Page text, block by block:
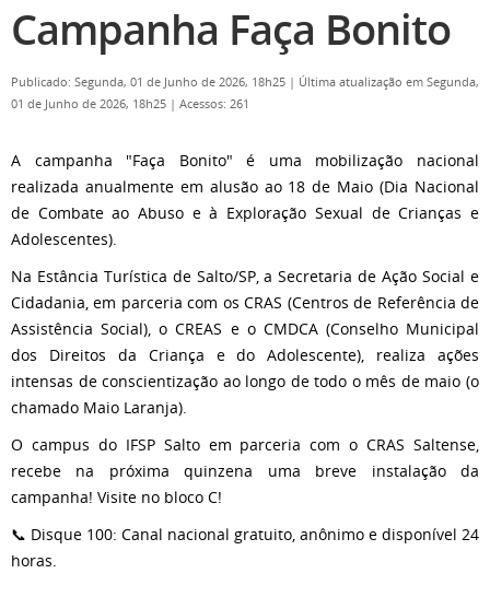
Campanha Faça Bonito
Publicado: Segunda, 01 de Junho de 2026, 18h25 | Última atualização em Segunda,
01 de Junho de 2026, 18h25 | Acessos: 261
A campanha "Faça Bonito" é uma mobilização nacional
realizada anualmente em alusão ao 18 de Maio (Dia Nacional
de Combate ao Abuso e à Exploração Sexual de Crianças e
Adolescentes).
Na Estância Turística de Salto/SP, a Secretaria de Ação Social e
Cidadania, em parceria com os CRAS (Centros de Referência de
Assistência Social), o CREAS e o CMDCA (Conselho Municipal
dos Direitos da Criança e do Adolescente), realiza ações
intensas de conscientização ao longo de todo o mês de maio (o
chamado Maio Laranja).
O campus do IFSP Salto em parceria com o CRAS Saltense,
recebe na próxima quinzena uma breve instalação da
campanha! Visite no bloco C!
📞 Disque 100: Canal nacional gratuito, anônimo e disponível 24
horas.